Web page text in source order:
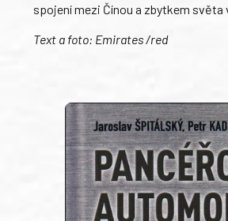
spojení mezi Čínou a zbytkem
Text a foto: Emirates /red